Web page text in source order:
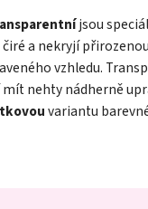
jsou
a nekryjí
vzhledu.
nehty nádherně
variantu